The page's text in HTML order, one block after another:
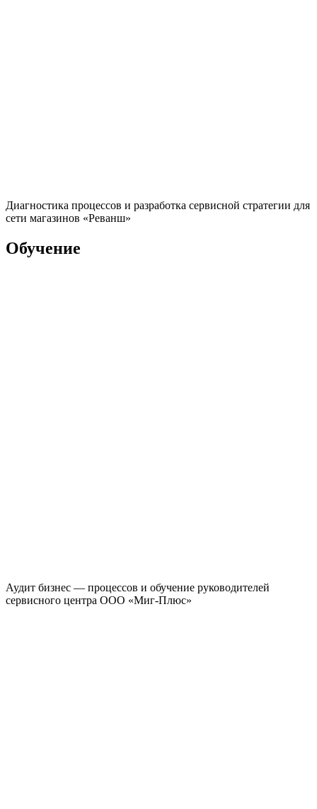
Диагностика процессов и разработка сервисной стратегии для
сети магазинов «Реванш»
Обучение
Аудит бизнес — процессов и обучение руководителей
сервисного центра ООО «Миг-Плюс»